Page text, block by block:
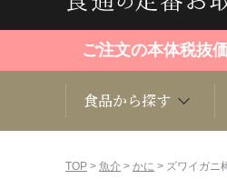
ご注文の本体税抜
食品から探す
TOP > 魚介 > かに > ズワイガニ